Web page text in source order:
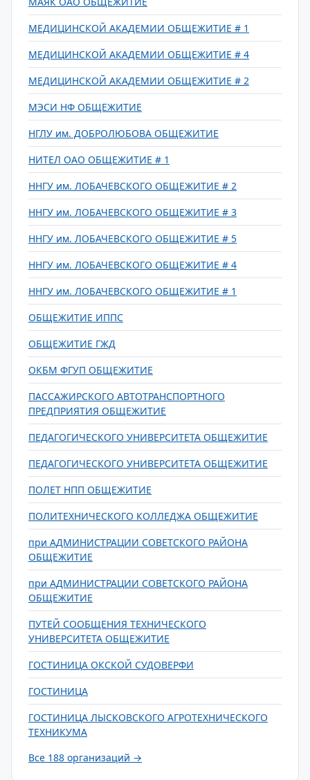
МЕДИЦИНСКОЙ АКАДЕМИИ ОБЩЕЖИТИЕ # 1
МЕДИЦИНСКОЙ АКАДЕМИИ ОБЩЕЖИТИЕ # 4
МЕДИЦИНСКОЙ АКАДЕМИИ ОБЩЕЖИТИЕ # 2
МЭСИ НФ ОБЩЕЖИТИЕ
НГЛУ им. ДОБРОЛЮБОВА ОБЩЕЖИТИЕ
НИТЕЛ ОАО ОБЩЕЖИТИЕ # 1
ННГУ им. ЛОБАЧЕВСКОГО ОБЩЕЖИТИЕ # 2
ННГУ им. ЛОБАЧЕВСКОГО ОБЩЕЖИТИЕ # 3
ННГУ им. ЛОБАЧЕВСКОГО ОБЩЕЖИТИЕ # 5
ННГУ им. ЛОБАЧЕВСКОГО ОБЩЕЖИТИЕ # 4
ННГУ им. ЛОБАЧЕВСКОГО ОБЩЕЖИТИЕ # 1
ОБЩЕЖИТИЕ ИППС
ОБЩЕЖИТИЕ ГЖД
ОКБМ ФГУП ОБЩЕЖИТИЕ
ПАССАЖИРСКОГО АВТОТРАНСПОРТНОГО
ПРЕДПРИЯТИЯ ОБЩЕЖИТИЕ
ПЕДАГОГИЧЕСКОГО УНИВЕРСИТЕТА ОБЩЕЖИТИЕ
ПЕДАГОГИЧЕСКОГО УНИВЕРСИТЕТА ОБЩЕЖИТИЕ
ПОЛЕТ НПП ОБЩЕЖИТИЕ
ПОЛИТЕХНИЧЕСКОГО КОЛЛЕДЖА ОБЩЕЖИТИЕ
при АДМИНИСТРАЦИИ СОВЕТСКОГО РАЙОНА
ОБЩЕЖИТИЕ
при АДМИНИСТРАЦИИ СОВЕТСКОГО РАЙОНА
ОБЩЕЖИТИЕ
ПУТЕЙ СООБЩЕНИЯ ТЕХНИЧЕСКОГО
УНИВЕРСИТЕТА ОБЩЕЖИТИЕ
ГОСТИНИЦА ОКСКОЙ СУДОВЕРФИ
ГОСТИНИЦА
ГОСТИНИЦА ЛЫСКОВСКОГО АГРОТЕХНИЧЕСКОГО
ТЕХНИКУМА
Все 188 организаций →